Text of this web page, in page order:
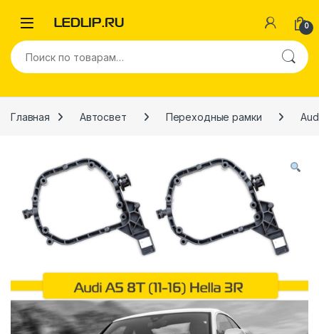
0
Искать:
Главная Автосвет Переходные рамки